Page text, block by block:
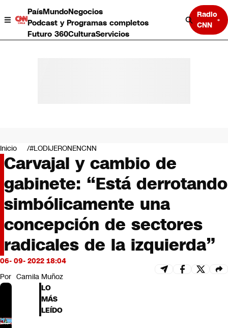
PaísMundoNegocios
Podcast y Programas completos
Futuro 360CulturaServicios
Radio
CNN
Negocios
Deportes
Programas completos
Cultura
Servicios
Bits
CNN tiempo
Futuro 360
Opinión
Inicio #LODIJERONENCNN
Carvajal y cambio de
gabinete: “Está derrotando
simbólicamente una
concepción de sectores
radicales de la izquierda”
06- 09- 2022 18:04
Por Camila Muñoz
LO
MÁS
LEÍDO